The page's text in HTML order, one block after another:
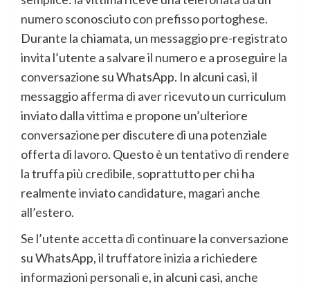
numero sconosciuto con prefisso portoghese.
Durante la chiamata, un messaggio pre-registrato
invita l’utente a salvare il numero e a proseguire la
conversazione su WhatsApp. In alcuni casi, il
messaggio afferma di aver ricevuto un curriculum
inviato dalla vittima e propone un’ulteriore
conversazione per discutere di una potenziale
offerta di lavoro. Questo è un tentativo di rendere
la truffa più credibile, soprattutto per chi ha
realmente inviato candidature, magari anche
all’estero.
Se l’utente accetta di continuare la conversazione
su WhatsApp, il truffatore inizia a richiedere
informazioni personali e, in alcuni casi, anche